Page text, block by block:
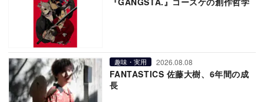
趣味・実用 2026.08.08
FANTASTICS 佐藤大樹、6年間の成
長